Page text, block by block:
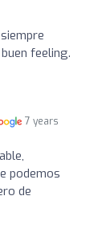
feeling.
7 years
podemos
de